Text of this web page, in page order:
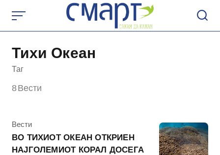
content
Тихи Океан
Таг
8Вести
КАтегорија
Вести
ВО ТИХИОТ ОКЕАН ОТКРИЕН
НАЈГОЛЕМИОТ КОРАЛ ДОСЕГА